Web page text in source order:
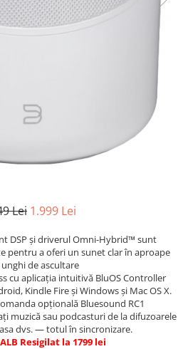
Lei 1.999 Lei
DSP și driverul Omni-Hybrid™ sunt
pentru a oferi un sunet clar în aproape
de ascultare
cu aplicația intuitivă BluOS Controller
Kindle Fire și Windows și Mac OS X.
opțională Bluesound RC1
muzică sau podcasturi de la difuzoarele
dvs. — totul în sincronizare.
Resigilat la 1799 lei